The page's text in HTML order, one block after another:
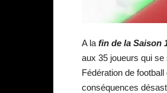
A la fin de la Saison
aux 35 joueurs qui
Fédération de
conséquences